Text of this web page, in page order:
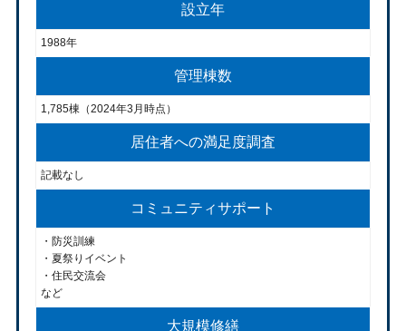
設立年
1988年
管理棟数
1,785棟（2024年3月時点）
居住者への満足度調査
記載なし
コミュニティサポート
・防災訓練
・夏祭りイベント
・住民交流会
など
大規模修繕